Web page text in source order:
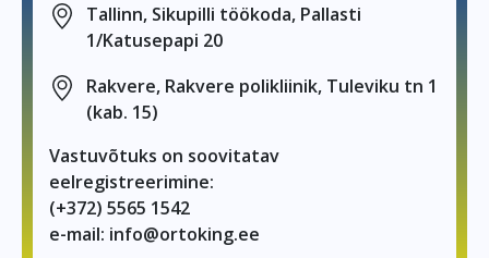
Tallinn, Sikupilli töökoda, Pallasti
1/Katusepapi 20
Rakvere, Rakvere polikliinik, Tuleviku tn 1
(kab. 15)
Vastuvõtuks on soovitatav
eelregistreerimine:
(+372) 5565 1542
e-mail: info@ortoking.ee